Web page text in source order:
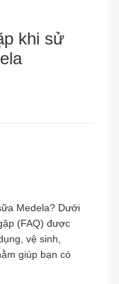
khi sử
Medela? Dưới
(FAQ) được
vệ sinh,
giúp bạn có